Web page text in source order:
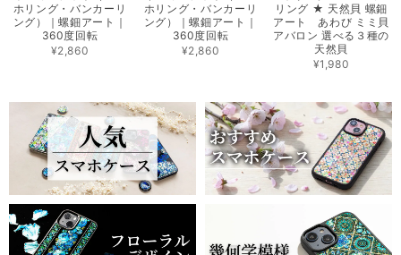
ホリング・バンカーリ
ング）｜螺鈿アート｜
360度回転
¥2,860
ホリング・バンカーリ
ング）｜螺鈿アート｜
360度回転
¥2,860
リング ★ 天然貝 螺鈿
アート あわび ミミ貝
アバロン 選べる３種の
天然貝
¥1,980